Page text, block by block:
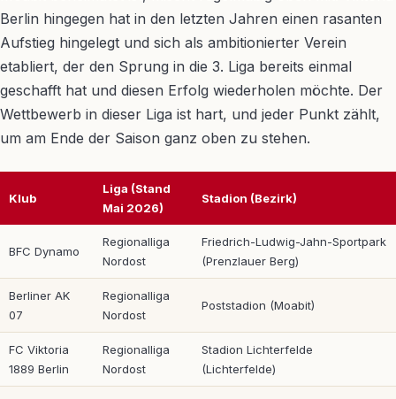
Berlin hingegen hat in den letzten Jahren einen rasanten
Aufstieg hingelegt und sich als ambitionierter Verein
etabliert, der den Sprung in die 3. Liga bereits einmal
geschafft hat und diesen Erfolg wiederholen möchte. Der
Wettbewerb in dieser Liga ist hart, und jeder Punkt zählt,
um am Ende der Saison ganz oben zu stehen.
Klub
Liga (Stand
Mai 2026)
Stadion (Bezirk)
BFC Dynamo
Regionalliga
Nordost
Friedrich-Ludwig-Jahn-Sportpark
(Prenzlauer Berg)
Berliner AK
07
Regionalliga
Nordost
Poststadion (Moabit)
FC Viktoria
1889 Berlin
Regionalliga
Nordost
Stadion Lichterfelde
(Lichterfelde)